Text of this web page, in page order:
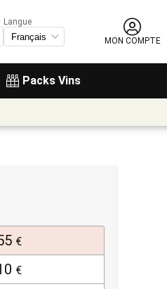
Packs Vins
Langue
MON COMPTE
€
€